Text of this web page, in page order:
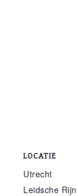
LOCATIE
Utrecht
Leidsche Rijn